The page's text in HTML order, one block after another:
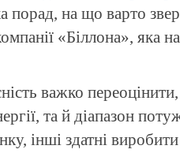
порад, на що варто
«Біллона», яка
важко
та й діапазон
інші здатні